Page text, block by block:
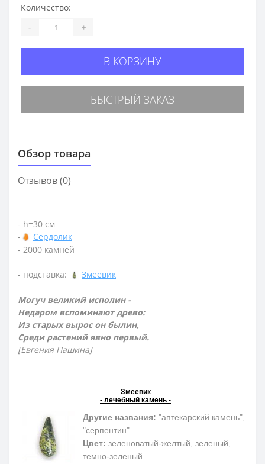
Количество:
- +
В КОРЗИНУ
БЫСТРЫЙ ЗАКАЗ
Обзор товара
Отзывов (0)
- h=30 см
-
Сердолик
- 2000 камней
- подставка: Змеевик
Могуч великий исполин -
Недаром вспоминают древо:
Из старых вырос он былин,
Среди растений явно первый.
[Евгения Пашина]
Змеевик
- лечебный камень -
Другие названия: "аптекарский камень",
"серпентин"
Цвет: зеленоватый-желтый, зеленый,
темно-зеленый.